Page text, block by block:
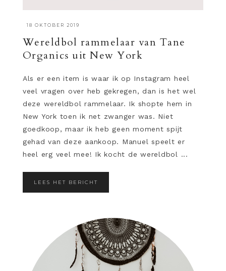
·18 OKTOBER 2019
Wereldbol rammelaar van Tane
Organics uit New York
Als er een item is waar ik op Instagram heel
veel vragen over heb gekregen, dan is het wel
deze wereldbol rammelaar. Ik shopte hem in
New York toen ik net zwanger was. Niet
goedkoop, maar ik heb geen moment spijt
gehad van deze aankoop. Manuel speelt er
heel erg veel mee! Ik kocht de wereldbol ...
LEES HET BERICHT